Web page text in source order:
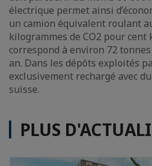
électrique permet ainsi
un camion équivalent roulant
kilogrammes de CO2 pour cent
correspond à environ 72 tonnes
an. Dans les dépôts exploités
exclusivement rechargé avec
suisse.
PLUS